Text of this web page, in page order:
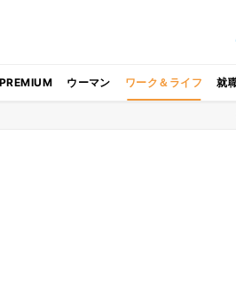
PREMIUM ウーマン ワーク＆ライフ 就